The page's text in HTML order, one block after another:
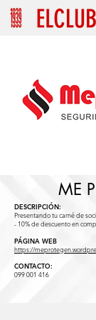
ME
DESCRIPCIÓN:
Presentando tu carné de
- 10% de descuento en
PÁGINA WEB
https://
CONTACTO:
099 001 416